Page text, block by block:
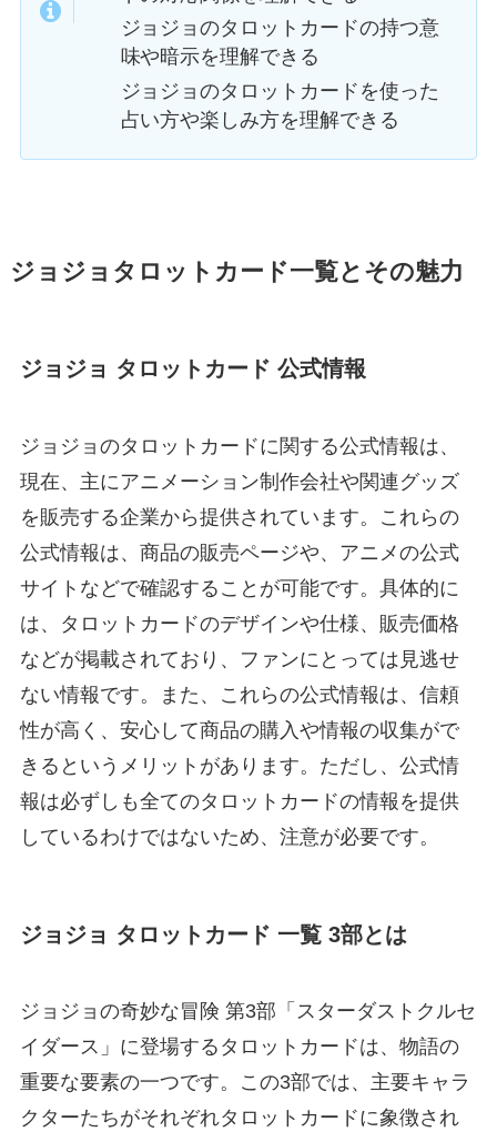
ジョジョのタロットカードの持つ意
味や暗示を理解できる
ジョジョのタロットカードを使った
占い方や楽しみ方を理解できる
ジョジョタロットカード一覧とその魅力
ジョジョ タロットカード 公式情報
ジョジョのタロットカードに関する公式情報は、
現在、主にアニメーション制作会社や関連グッズ
を販売する企業から提供されています。これらの
公式情報は、商品の販売ページや、アニメの公式
サイトなどで確認することが可能です。具体的に
は、タロットカードのデザインや仕様、販売価格
などが掲載されており、ファンにとっては見逃せ
ない情報です。また、これらの公式情報は、信頼
性が高く、安心して商品の購入や情報の収集がで
きるというメリットがあります。ただし、公式情
報は必ずしも全てのタロットカードの情報を提供
しているわけではないため、注意が必要です。
ジョジョ タロットカード 一覧 3部とは
ジョジョの奇妙な冒険 第3部「スターダストクルセ
イダース」に登場するタロットカードは、物語の
重要な要素の一つです。この3部では、主要キャラ
クターたちがそれぞれタロットカードに象徴され